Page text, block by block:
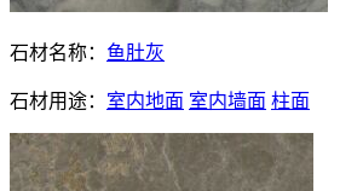
石材名称： 鱼肚灰
石材用途： 室内地面 室内墙面 柱面